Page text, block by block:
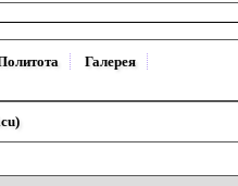
Галерея